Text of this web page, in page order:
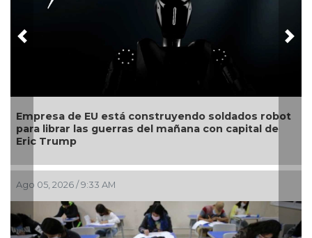
de EU está construyendo soldados robot
librar las guerras del mañana con capital de
Trump
05, 2026 / 9:33 AM
Previous